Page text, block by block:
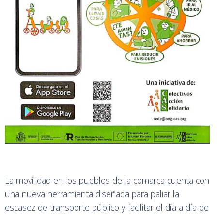
La movilidad en los pueblos de la comarca cuenta con
una nueva herramienta diseñada para paliar la
escasez de transporte público y facilitar el día a día de